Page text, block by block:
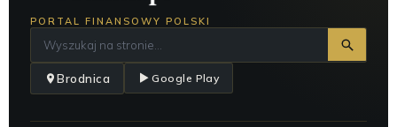
PORTAL FINANSOWY POLSKI
Brodnica Google Play